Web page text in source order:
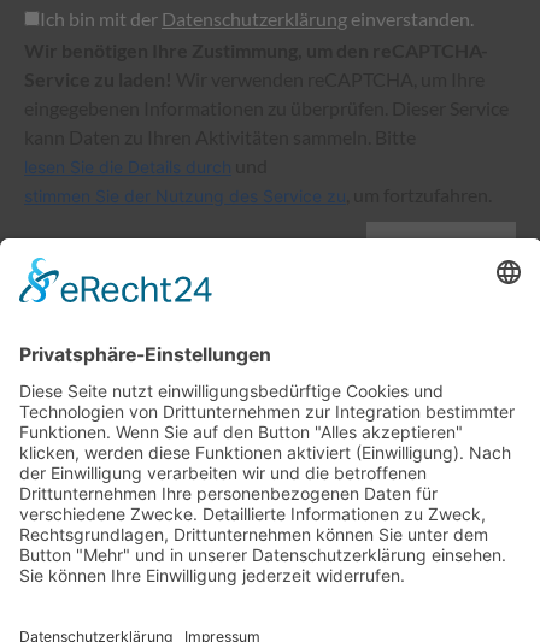
Ich bin mit der Datenschutzerklärung einverstanden.
lesen Sie die Details durch
stimmen Sie der Nutzung des Service zu
Vorhaben im Rahmen der LEADER-Entwicklungsstrategie (LES)
mit dem Ziel der Förderung von Beschäftigung, Wachstum und
Gleichstellung der
Geschlechter einschließlich der Beteiligung von Frauen an der
Landwirtschaft,
sozialer Inklusion und der lokalen Entwicklung in ländlichen
Gebieten